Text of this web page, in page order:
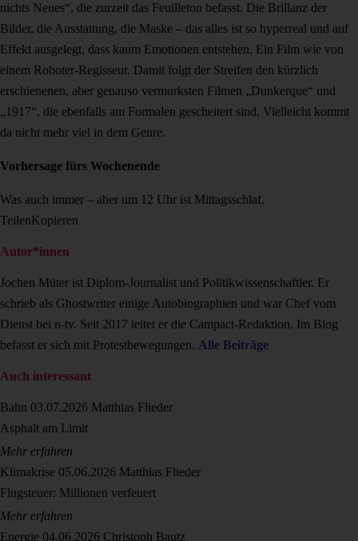
nichts Neues“, die zurzeit das Feuilleton befasst. Die Brillanz der
Bilder, die Ausstattung, die Maske – das alles ist so hyperreal und auf
Effekt ausgelegt, dass kaum Emotionen entstehen. Ein Film wie von
einem Roboter-Regisseur. Damit folgt der Streifen den kürzlich
erschienenen, aber genauso vermurksten Filmen „Dunkerque“ und
„1917“, die ebenfalls am Formalen gescheitert sind. Vielleicht kommt
da nicht mehr viel in dem Genre.
Vorhersage fürs Wochenende
Was auch immer – aber um 12 Uhr ist Mittagsschlaf.
TeilenKopieren
Autor*innen
Jochen Müter ist Diplom-Journalist und Politikwissenschaftler. Er
schrieb als Ghostwriter einige Autobiographien und war Chef vom
Dienst bei n-tv. Seit 2017 leitet er die Campact-Redaktion. Im Blog
befasst er sich mit Protestbewegungen. Alle Beiträge
Auch interessant
Bahn 03.07.2026 Matthias Flieder
Asphalt am Limit
Mehr erfahren
Klimakrise 05.06.2026 Matthias Flieder
Flugsteuer: Millionen verfeuert
Mehr erfahren
Energie 04.06.2026 Christoph Bautz